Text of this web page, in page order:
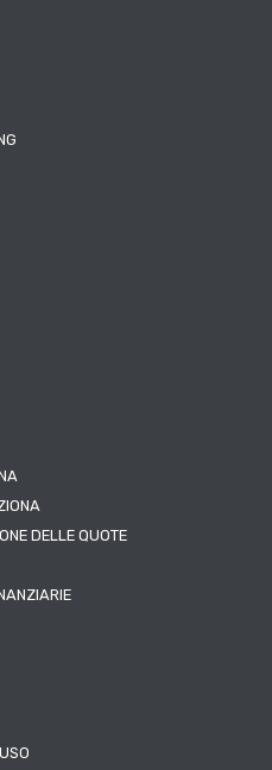
DELLE QUOTE